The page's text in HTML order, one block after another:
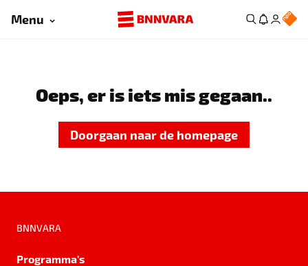
Menu
Oeps, er is iets mis gegaan..
Doorgaan naar de homepage
BNNVARA
Programma's